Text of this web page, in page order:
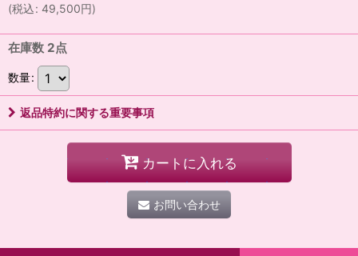
(税込: 49,500円)
在庫数 2点
数量:
返品特約に関する重要事項
カートに入れる
お問い合わせ